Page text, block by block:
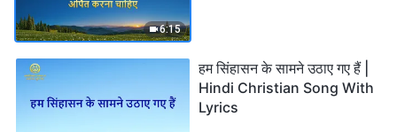
6:15
हम सिंहासन के सामने उठाए गए हैं |
Hindi Christian Song With
Lyrics